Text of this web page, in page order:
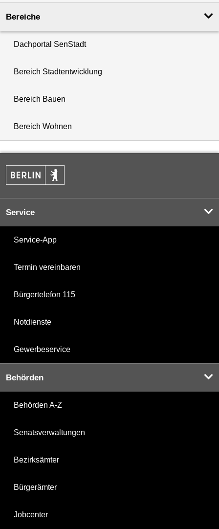
Bereiche
Dachportal SenStadt
Bereich Stadtentwicklung
Bereich Bauen
Bereich Wohnen
Service
Service-App
Termin vereinbaren
Bürgertelefon 115
Notdienste
Gewerbeservice
Behörden
Behörden A-Z
Senatsverwaltungen
Bezirksämter
Bürgerämter
Jobcenter